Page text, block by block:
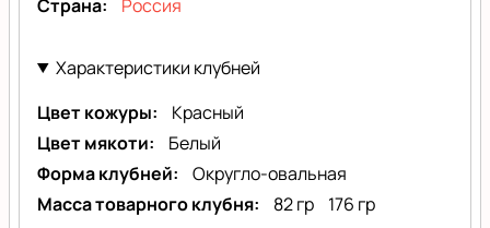
Страна
Россия
Характеристики клубней
Цвет кожуры
Красный
Цвет мякоти
Белый
Форма клубней
Округло-овальная
Масса товарного клубня
82 гр
176 гр